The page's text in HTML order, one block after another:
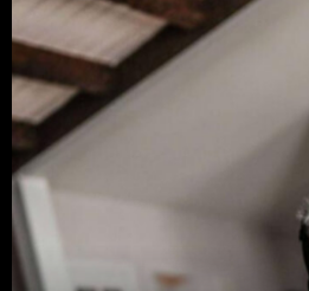
Catégories
Non catégorisé
Sports
ÉMISSIONS À VENIR